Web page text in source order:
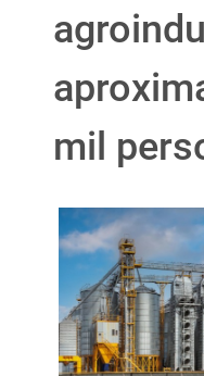
mil